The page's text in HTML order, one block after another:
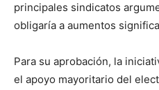
principales sindicatos
obligaría a aumentos
Para su aprobación, la
el apoyo mayoritario del